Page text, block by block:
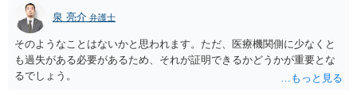
は選択しづらく、交渉ベースでの解決が望ましいでしょう。 その上
で、病院の提案内容を検討すると、約５万３千円の内訳は、６個分の
培養・凍結費用の保険負担分とのことですから、今回失われた胚盤胞
のみならず、維持されている５個分の胚盤胞についても病院負担とし
ており、この点は病院の譲歩部分と評価できるでしょう（診療報酬点
数K917参照）。 他方で、４ＢＡというグレードが高い胚盤胞の移植が
泉 亮介 弁護士
そのようなことはないかと思われます。ただ、医療機関側に少なくと
も過失がある必要があるため、それが証明できるかどうかが重要とな
るでしょう。